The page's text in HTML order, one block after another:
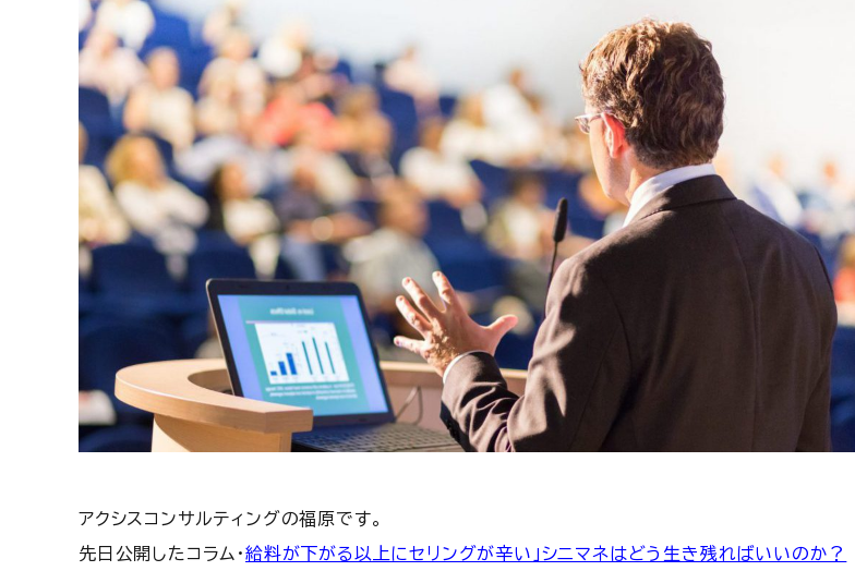
アクシスコンサルティングの福原です。
先日公開したコラム・給料が下がる以上にセリングが辛い」シニマネはどう生き残ればいいのか？